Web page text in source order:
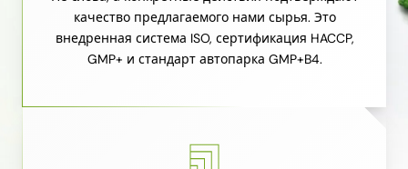
качество предлагаемого нами сырья. Это
внедренная система ISO, сертификация HACCP,
GMP+ и стандарт автопарка GMP+B4.